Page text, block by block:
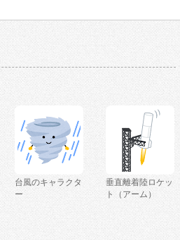
台風のキャラクタ
ー
垂直離着陸ロケッ
ト（アーム）